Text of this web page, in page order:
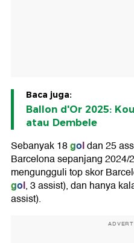
Baca juga:
Ballon d'Or 2025:
atau Dembele
Sebanyak 18goldan 25
Barcelona sepanjang
mengungguli top skor
gol, 3 assist), dan hanya
assist).